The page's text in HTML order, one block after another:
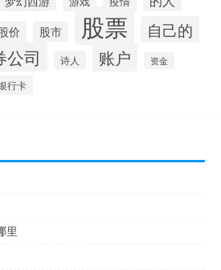
价 股市 股票 自己的
公司 诗人 账户 资金
行卡
里